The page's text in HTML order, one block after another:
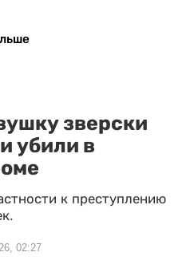
зверски
убили в
к преступлению
02:27